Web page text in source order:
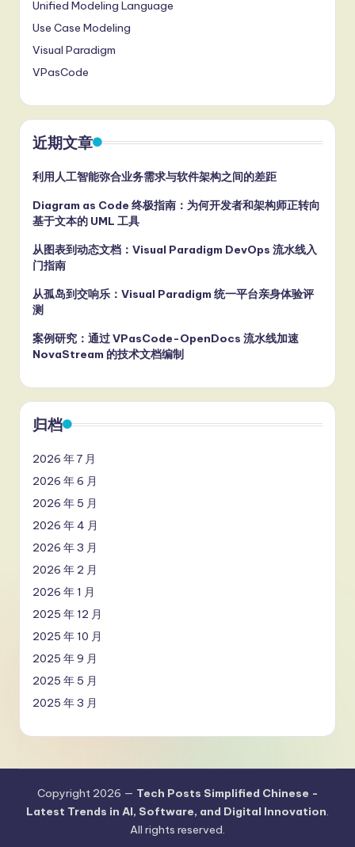
Unified Modeling Language
Use Case Modeling
Visual Paradigm
VPasCode
近期文章
利用人工智能弥合业务需求与软件架构之间的差距
Diagram as Code 终极指南：为何开发者和架构师正转向
基于文本的 UML 工具
从图表到动态文档：Visual Paradigm DevOps 流水线入
门指南
从孤岛到交响乐：Visual Paradigm 统一平台亲身体验评
测
案例研究：通过 VPasCode-OpenDocs 流水线加速
NovaStream 的技术文档编制
归档
2026 年 7 月
2026 年 6 月
2026 年 5 月
2026 年 4 月
2026 年 3 月
2026 年 2 月
2026 年 1 月
2025 年 12 月
2025 年 10 月
2025 年 9 月
2025 年 5 月
2025 年 3 月
Copyright 2026 — Tech Posts Simplified Chinese -
Latest Trends in AI, Software, and Digital Innovation.
All rights reserved.